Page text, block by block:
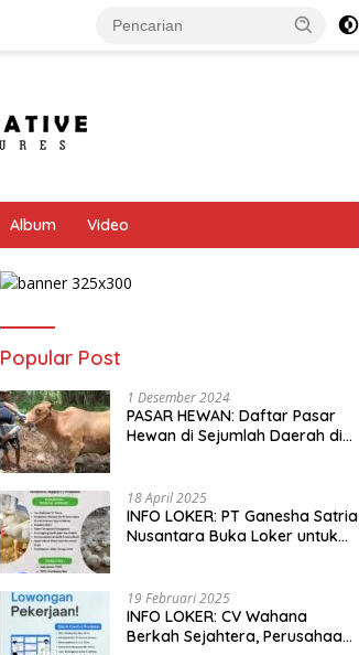
Album Video
Popular Post
1 Desember 2024
PASAR HEWAN: Daftar Pasar
Hewan di Sejumlah Daerah di
18 April 2025
INFO LOKER: PT Ganesha Satria
Nusantara Buka Loker untuk
19 Februari 2025
INFO LOKER: CV Wahana
Berkah Sejahtera, Perusahaan